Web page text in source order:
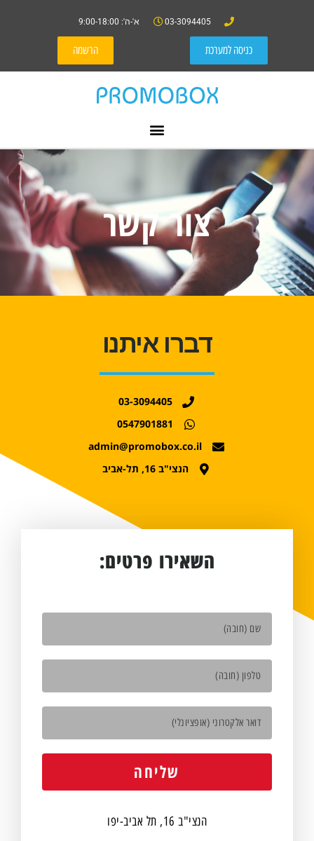
03-3094405 א'-ה': 9:00-18:00
כניסה למערכת הרשמה
צור קשר
דברו איתנו
03-3094405
0547901881
admin@promobox.co.il
הנצי"ב 16, תל-אביב
השאירו פרטים:
שליחה
הנצי"ב 16, תל אביב-יפו